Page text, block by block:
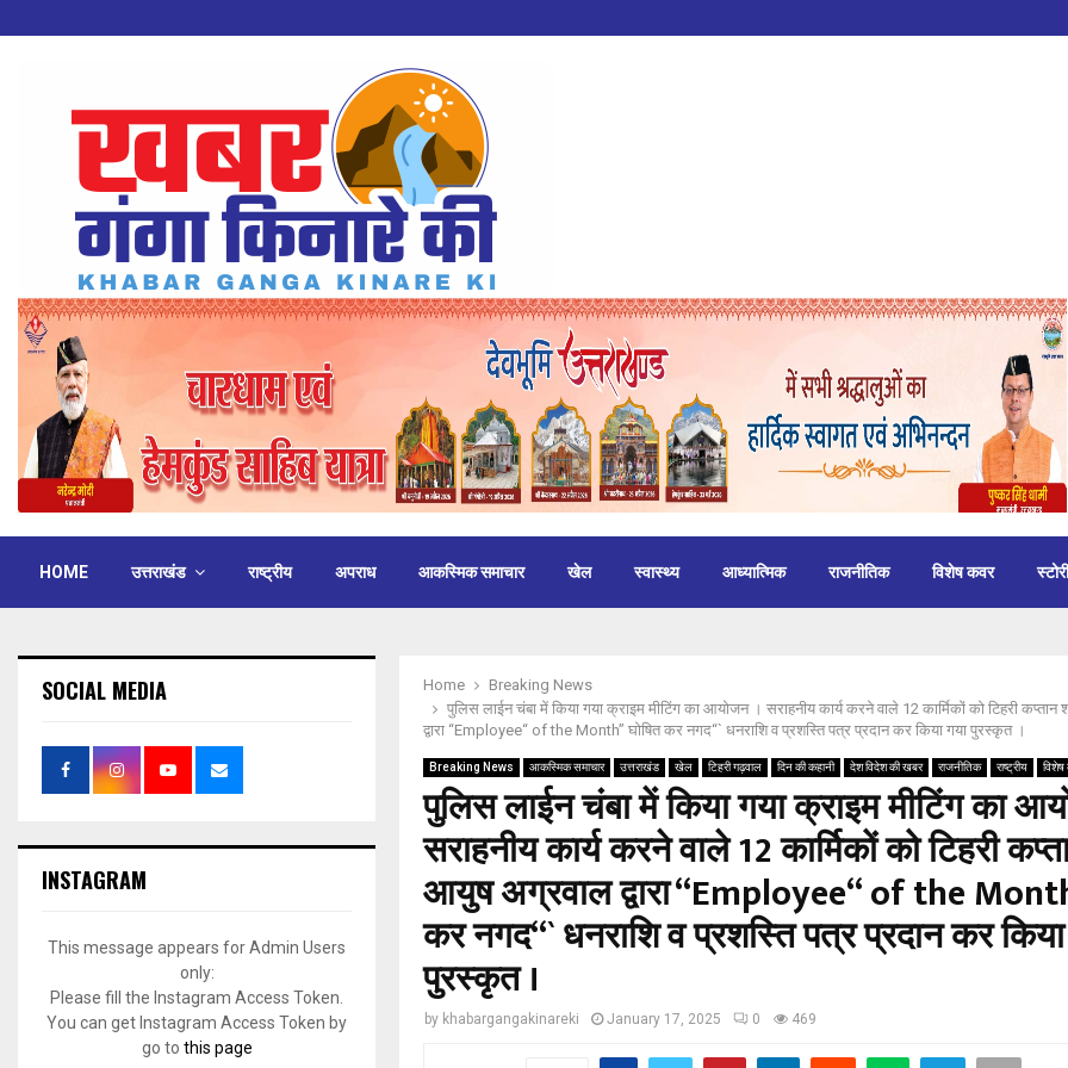
HOME उत्तराखंड राष्ट्रीय अपराध आकस्मिक समाचार खेल स्वास्थ्य आध्यात्मिक राजनीतिक विशेष कवर स्टोरी
Home
Breaking News
पुलिस लाईन चंबा में किया गया क्राइम मीटिंग का आयोजन । सराहनीय कार्य करने वाले 12 कार्मिकों को टिहरी
द्वारा “Employee“ of the Month” घोषित कर नगद“` धनराशि व प्रशस्ति पत्र प्रदान कर किया गया पुरस्कृत ।
Breaking News आकस्मिक समाचार उत्तराखंड खेल टिहरी गढ़वाल दिन की कहानी देश विदेश की खबर राजनीतिक राष्ट्रीय विशेष
पुलिस लाईन चंबा में किया गया क्राइम मीटिंग का
सराहनीय कार्य करने वाले 12 कार्मिकों को टिहरी
आयुष अग्रवाल द्वारा “Employee“ of the
कर नगद“` धनराशि व प्रशस्ति पत्र प्रदान कर
पुरस्कृत ।
by khabargangakinareki January 17, 2025 0 469
SOCIAL MEDIA
INSTAGRAM
This message appears for Admin Users
only:
Please fill the Instagram Access Token.
You can get Instagram Access Token by
go to this page